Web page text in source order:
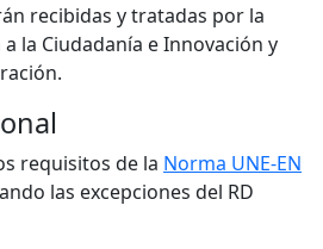
recibidas y tratadas por la
la Ciudadanía e Innovación y
requisitos de la Norma UNE-EN
las excepciones del RD